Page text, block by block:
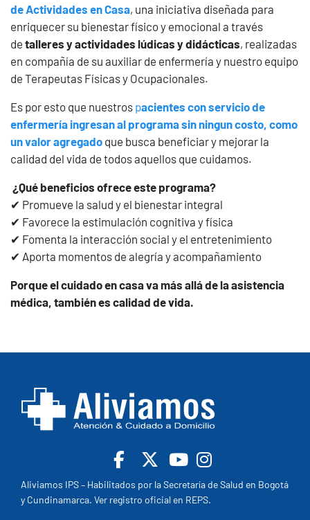
de Actividades en Casa, una iniciativa diseñada para
enriquecer su bienestar físico y emocional a través
de talleres y actividades lúdicas y didácticas, realizadas
en compañía de su auxiliar de enfermería y nuestro equipo
de Terapeutas Físicas y Ocupacionales.
Es por esto que nuestros pacientes con servicio de
enfermería ingresan al programa sin ningun costo, como
un valor agregado que busca beneficiar y mejorar la
calidad del vida de todos aquellos que cuidamos.
¿Qué beneficios ofrece este programa?
✔ Promueve la salud y el bienestar integral
✔ Favorece la estimulación cognitiva y física
✔ Fomenta la interacción social y el entretenimiento
✔ Aporta momentos de alegría y acompañamiento
Porque el cuidado en casa va más allá de la asistencia
médica, también es calidad de vida.
Facebook
X Youtube
Insta
Aliviamos IPS – Habilitados por la Secretaría de Salud en Bogotá
y Cundinamarca. Ver registro oficial en REPS.